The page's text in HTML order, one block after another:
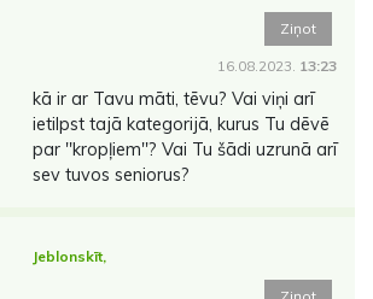
Ziņot
16.08.2023. 13:23
kā ir ar Tavu māti, tēvu? Vai viņi arī
ietilpst tajā kategorijā, kurus Tu dēvē
par ''kropļiem''? Vai Tu šādi uzrunā arī
sev tuvos seniorus?
Jeblonskīt,